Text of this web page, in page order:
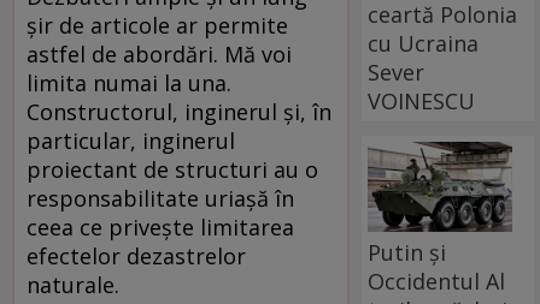
şir de articole ar permite
astfel de abordări. Mă voi
limita numai la una.
Constructorul, inginerul şi, în
particular, inginerul
proiectant de structuri au o
responsabilitate uriaşă în
ceea ce priveşte limitarea
efectelor dezastrelor
naturale.
ceartă Polonia
cu Ucraina
Sever
VOINESCU
Putin și
Occidentul Al